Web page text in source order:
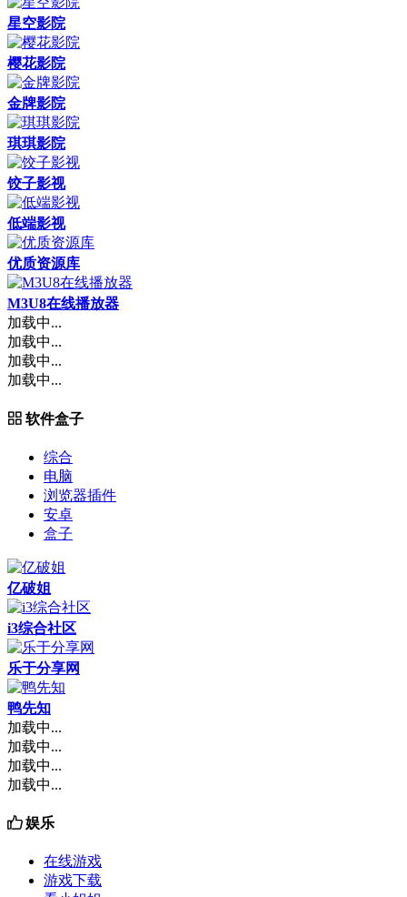
星空影院
樱花影院
金牌影院
琪琪影院
饺子影视
低端影视
优质资源库
M3U8在线播放器
加载中...
加载中...
加载中...
加载中...
软件盒子
综合
电脑
浏览器插件
安卓
盒子
亿破姐
i3综合社区
乐于分享网
鸭先知
加载中...
加载中...
加载中...
加载中...
娱乐
在线游戏
游戏下载